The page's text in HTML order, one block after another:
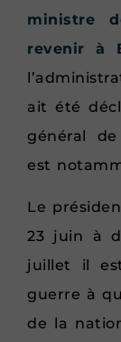
ministre
revenir à
ait été
général
est
Le
23 juin à
juillet il
guerre à
de la